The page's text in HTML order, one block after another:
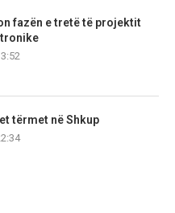
fazën e tretë të projektit
tërmet në Shkup